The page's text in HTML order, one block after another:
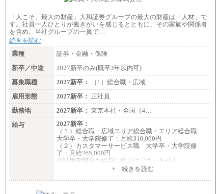
「人こそ、最大の財産」大和証券グループの最大の財産は「人材」で
す。社員一人ひとりが働きがいを感じるとともに、その家族や関係者
を含め、当社グループの一員で…
続きを読む
業種
証券・金融・保険
新卒／中途
2027新卒のみ(既卒3年以内可)
募集職種
2027新卒：
（1）総合職・広域…
雇用形態
2027新卒： 正社員
勤務地
2027新卒： 東京本社・全国（4…
給与
2027新卒：
（１）総合職・広域エリア総合職・エリア総合職
大学卒・大学院修了：月給310,000円
（２）カスタマーサービス職 大学卒・大学院修
了：月給265,000円
※試用期間中も給与に変更はございません
+ 続きを読む